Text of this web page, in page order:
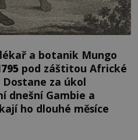
a botanik Mungo
pod záštitou Africké
za úkol
dnešní Gambie a
ho dlouhé měsíce